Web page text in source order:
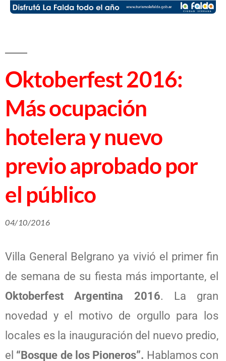
Oktoberfest 2016:
Más ocupación
hotelera y nuevo
previo aprobado por
el público
04/10/2016
Villa General Belgrano ya vivió el primer fin
de semana de su fiesta más importante, el
Oktoberfest Argentina 2016. La gran
novedad y el motivo de orgullo para los
locales es la inauguración del nuevo predio,
el “Bosque de los Pioneros”. Hablamos con